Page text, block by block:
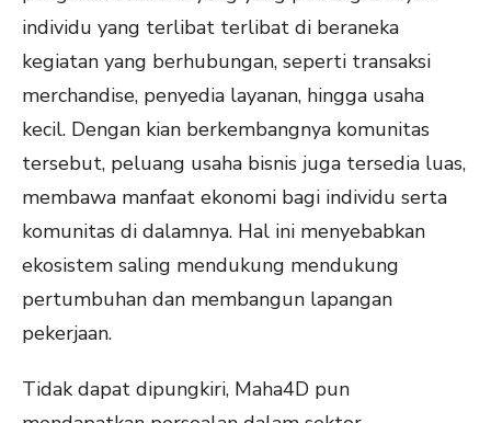
individu yang terlibat terlibat di beraneka
kegiatan yang berhubungan, seperti transaksi
merchandise, penyedia layanan, hingga usaha
kecil. Dengan kian berkembangnya komunitas
tersebut, peluang usaha bisnis juga tersedia luas,
membawa manfaat ekonomi bagi individu serta
komunitas di dalamnya. Hal ini menyebabkan
ekosistem saling mendukung mendukung
pertumbuhan dan membangun lapangan
pekerjaan.
Tidak dapat dipungkiri, Maha4D pun